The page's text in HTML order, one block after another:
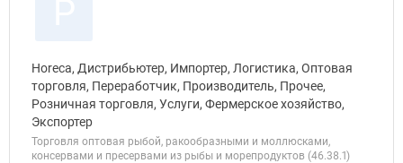
Horeca, Дистрибьютер, Импортер, Логистика, Оптовая
торговля, Переработчик, Производитель, Прочее,
Розничная торговля, Услуги, Фермерское хозяйство,
Экспортер
Торговля оптовая рыбой, ракообразными и моллюсками,
консервами и пресервами из рыбы и морепродуктов (46.38.1)